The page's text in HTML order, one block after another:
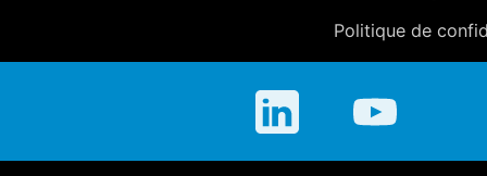
Politique de